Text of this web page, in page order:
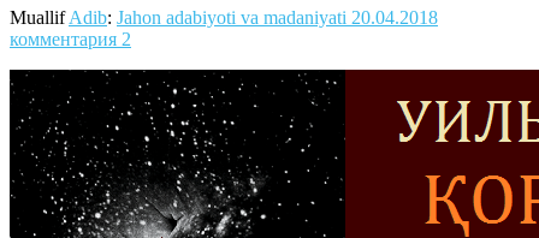
MuallifAdib: Jahon adabiyoti va madaniyati 20.04.2018
комментария 2